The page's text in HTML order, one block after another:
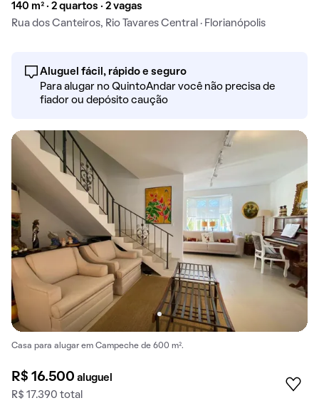
140 m² · 2 quartos · 2 vagas
Rua dos Canteiros, Rio Tavares Central · Florianópolis
Aluguel fácil, rápido e seguro
Para alugar no QuintoAndar você não precisa de
fiador ou depósito caução
Casa para alugar em Campeche de 600 m².
R$ 16.500aluguel
R$ 17.390 total